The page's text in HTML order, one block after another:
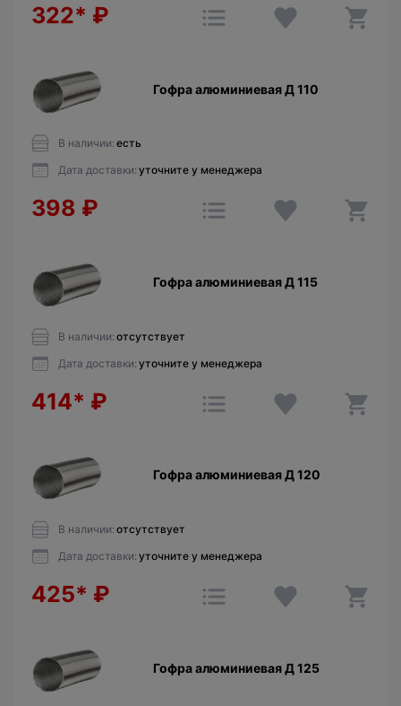
322* ₽
Гофра алюминиевая Д 110
В наличии: есть
Дата доставки: уточните у менеджера
398 ₽
Гофра алюминиевая Д 115
В наличии: отсутствует
Дата доставки: уточните у менеджера
414* ₽
Гофра алюминиевая Д 120
В наличии: отсутствует
Дата доставки: уточните у менеджера
425* ₽
Гофра алюминиевая Д 125